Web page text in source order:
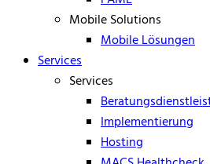
Mobile Solutions
Mobile Lösungen
Services
Services
Implementierung
Hosting